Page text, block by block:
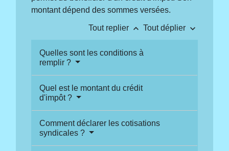
montant dépend des sommes versées.
Tout replier keyboard_arrow_up Tout déplier keyboard_arrow_down
Quelles sont les conditions à
remplir ?
Quel est le montant du crédit
d'impôt ?
Comment déclarer les cotisations
syndicales ?